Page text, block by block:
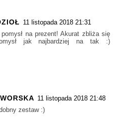
11 listopada 2018 21:31
na prezent! Akurat zbliża się
jak najbardziej na tak :)
11 listopada 2018 21:48
zestaw :)